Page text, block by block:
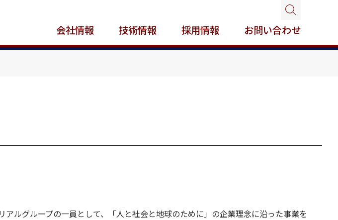
会社情報 技術情報 採用情報 お問い合わせ
ルグループの一員として、「人と社会と地球のために」の企業理念に沿った事業を